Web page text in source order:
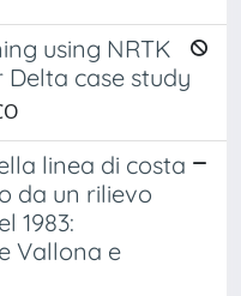
using NRTK
Delta case study
linea di costa
da un rilievo
1983:
Vallona e